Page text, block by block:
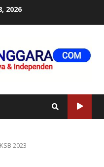
2026
2023